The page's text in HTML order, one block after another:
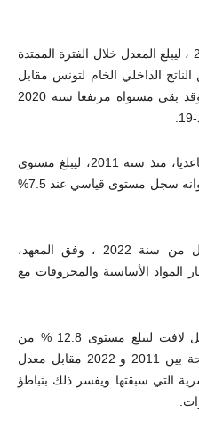
وارتفع عجز الميزانية، منذ سنة 2011 ، ليبلغ المعدل خلال الفترة الممتدة
قرابة 5.4 % من الناتج الداخلي الخام لتونس مقابل
2.6 % خلال العشرية التي سبقتها وقد بقى مستواه مرتفعا سنة 2020
واتخذ التضخم في تونس مسارا تصاعديا، منذ سنة 2011، ليبلغ مستوى
5.3 % الى حدود سنة 2020 ، علما وانه سجل مستوى قياسي عند 7.5%
وسجلت تونس، خلال النصف الأول من سنة 2022 ، وفق المعهد،
المواد الأساسية والمحروقات مع
وتقلص معدل الادخار الوطني بشكل لافت ليبلغ مستوى 12.8 % من
الدخل الوطني خلال الفترة المتراوحة بين 2011 و 2022 مقابل معدل
خلال العشرية التي سبقتها ويفسر ذلك بتباطؤ